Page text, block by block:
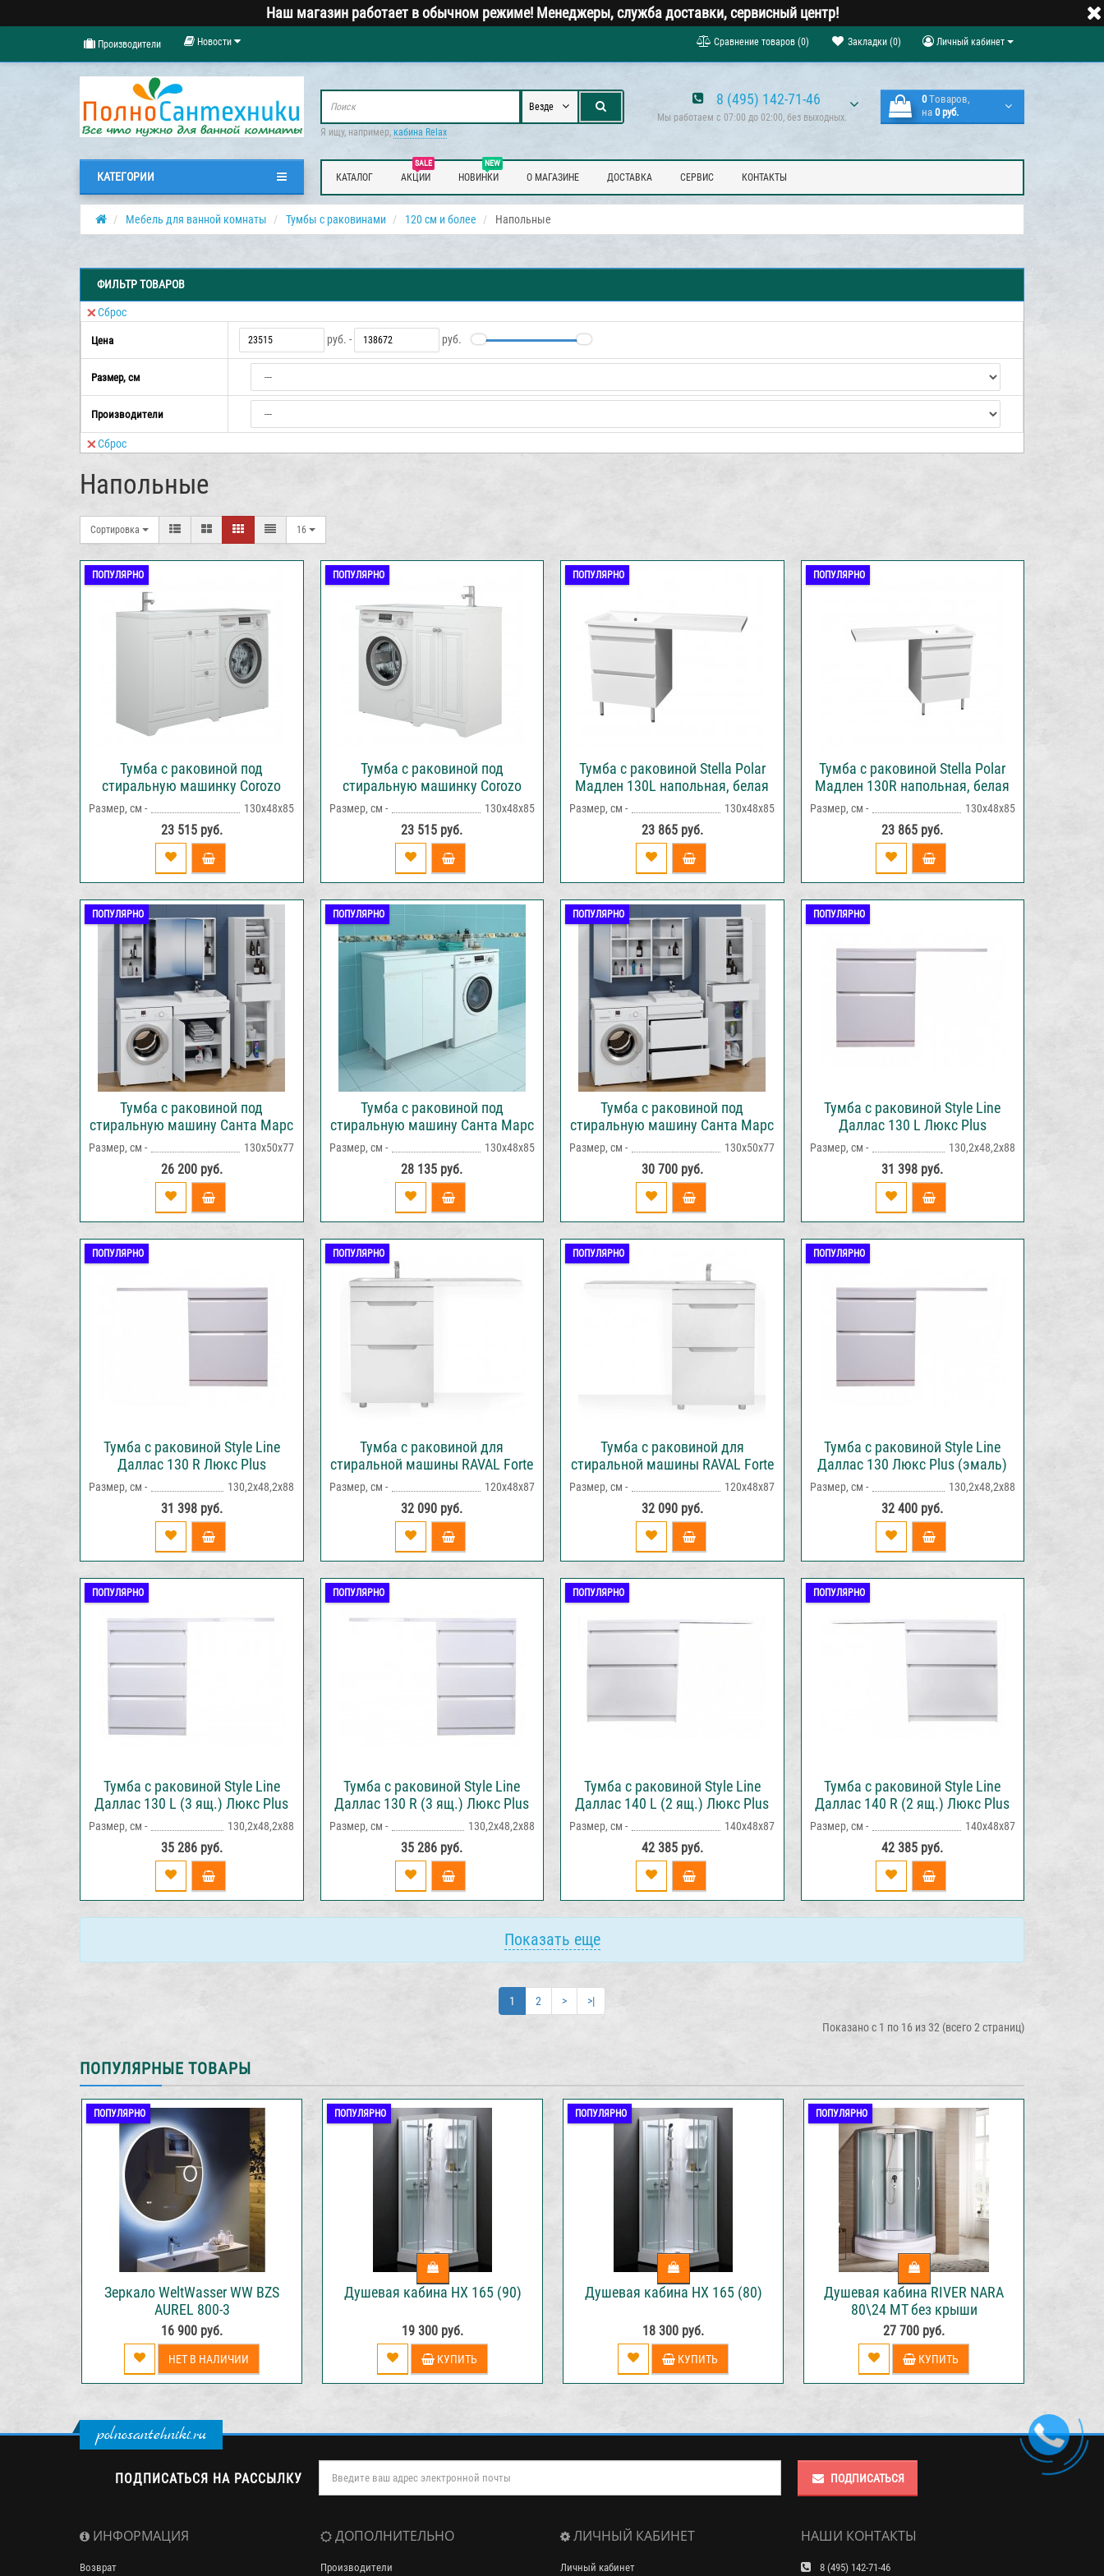
Наш магазин работает в обычном режиме! Менеджеры, служба доставки, сервисный центр!
Производители Новости Личный кабинет
Закладки (0)
Сравнение товаров (0)
8 (495) 142-71-46
Мы работаем с 07:00 до 02:00, без выходных.
0 Tоваров,
на 0 руб.
Везде
Я ищу, например, кабина Relax
КАТАЛОГ
SALE
АКЦИИ
NEW
НОВИНКИ О МАГАЗИНЕ ДОСТАВКА СЕРВИС КОНТАКТЫ
КАТЕГОРИИ
Мебель для ванной комнаты Тумбы с раковинами 120 см и более Напольные
ФИЛЬТР ТОВАРОВ
Сброс
Цена руб. - руб.
Размер, см
Производители
Сброс
Напольные
Сортировка 16
ПОПУЛЯРНО
Тумба с раковиной под
стиральную машинку Corozo
Леон 130L напольная белая
Размер, см - 130х48х85
23 515 руб.
ПОПУЛЯРНО
Тумба с раковиной под
стиральную машинку Corozo
Леон 130R напольная белая
Размер, см - 130х48х85
23 515 руб.
ПОПУЛЯРНО
Тумба с раковиной Stella Polar
Мадлен 130L напольная, белая
Размер, см - 130х48х85
23 865 руб.
ПОПУЛЯРНО
Тумба с раковиной Stella Polar
Мадлен 130R напольная, белая
Размер, см - 130х48х85
23 865 руб.
ПОПУЛЯРНО
Тумба с раковиной под
стиральную машину Санта Марс
69, 2 двери, напольная
Размер, см - 130х50х77
26 200 руб.
ПОПУЛЯРНО
Тумба с раковиной под
стиральную машину Санта Марс
Размер, см - 130х48х85
28 135 руб.
ПОПУЛЯРНО
Тумба с раковиной под
стиральную машину Санта Марс
69, 2 ящика, напольная
Размер, см - 130х50х77
30 700 руб.
ПОПУЛЯРНО
Тумба с раковиной Style Line
Даллас 130 L Люкс Plus
напольная белая
Размер, см - 130,2х48,2х88
31 398 руб.
ПОПУЛЯРНО
Тумба с раковиной Style Line
Даллас 130 R Люкс Plus
напольная белая
Размер, см - 130,2х48,2х88
31 398 руб.
ПОПУЛЯРНО
Тумба с раковиной для
стиральной машины RAVAL Forte
120L напольная белая
Размер, см - 120х48х87
32 090 руб.
ПОПУЛЯРНО
Тумба с раковиной для
стиральной машины RAVAL Forte
120R напольная белая
Размер, см - 120х48х87
32 090 руб.
ПОПУЛЯРНО
Тумба с раковиной Style Line
Даллас 130 Люкс Plus (эмаль)
напольная белая
Размер, см - 130,2х48,2х88
32 400 руб.
ПОПУЛЯРНО
Тумба с раковиной Style Line
Даллас 130 L (3 ящ.) Люкс Plus
напольная белая
Размер, см - 130,2х48,2х88
35 286 руб.
ПОПУЛЯРНО
Тумба с раковиной Style Line
Даллас 130 R (3 ящ.) Люкс Plus
напольная белая
Размер, см - 130,2х48,2х88
35 286 руб.
ПОПУЛЯРНО
Тумба с раковиной Style Line
Даллас 140 L (2 ящ.) Люкс Plus
напольная белая
Размер, см - 140х48х87
42 385 руб.
ПОПУЛЯРНО
Тумба с раковиной Style Line
Даллас 140 R (2 ящ.) Люкс Plus
напольная белая
Размер, см - 140х48х87
42 385 руб.
Показать еще
1 2 >
>|
Показано с 1 по 16 из 32 (всего 2 страниц)
ПОПУЛЯРНЫЕ ТОВАРЫ
ПОПУЛЯРНО
Зеркало WeltWasser WW BZS
AUREL 800-3
16 900 руб.
НЕТ В НАЛИЧИИ
ПОПУЛЯРНО
Душевая кабина НХ 165 (90)
19 300 руб.
КУПИТЬ
ПОПУЛЯРНО
Душевая кабина НХ 165 (80)
18 300 руб.
КУПИТЬ
ПОПУЛЯРНО
Душевая кабина RIVER NARA
80\24 МТ без крыши
27 700 руб.
КУПИТЬ
polnosantehniki.ru
ПОДПИСАТЬСЯ НА РАССЫЛКУ ПОДПИСАТЬСЯ
ИНФОРМАЦИЯ
Возврат
ДОПОЛНИТЕЛЬНО
Производители
ЛИЧНЫЙ КАБИНЕТ
Личный кабинет
НАШИ КОНТАКТЫ
8 (495) 142-71-46